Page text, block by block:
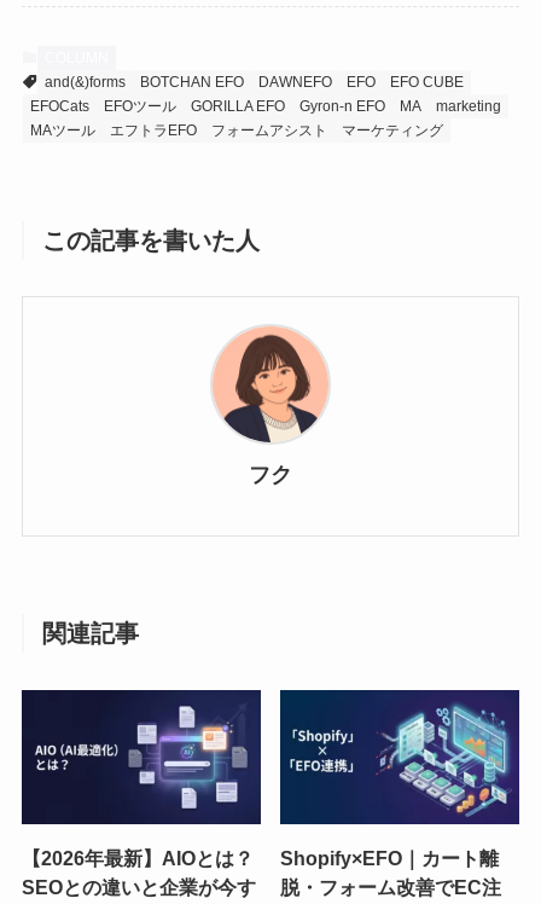
and(&)forms
BOTCHAN EFO DAWNEFO EFO
EFO CUBE
EFOCats
EFOツール GORILLA EFO Gyron-n EFO MA
marketing
MAツール
エフトラEFO フォームアシスト マーケティング
この記事を書いた人
フク
関連記事
【2026年最新】AIOとは？
SEOとの違いと企業が今す
Shopify×EFO｜カート離
脱・フォーム改善でEC注